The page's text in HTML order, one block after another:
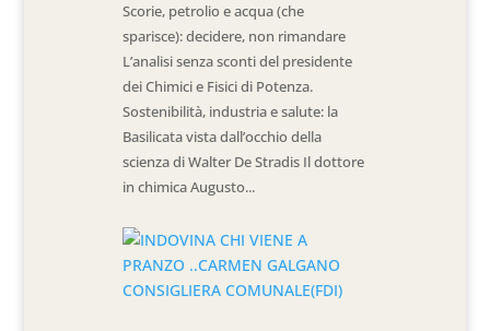
Scorie, petrolio e acqua (che
sparisce): decidere, non rimandare
L’analisi senza sconti del presidente
dei Chimici e Fisici di Potenza.
Sostenibilità, industria e salute: la
Basilicata vista dall’occhio della
scienza di Walter De Stradis Il dottore
in chimica Augusto...